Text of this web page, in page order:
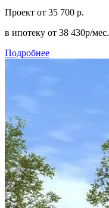
Проект от 35 700 р.
в ипотеку от 38 430р/мес.
Подробнее